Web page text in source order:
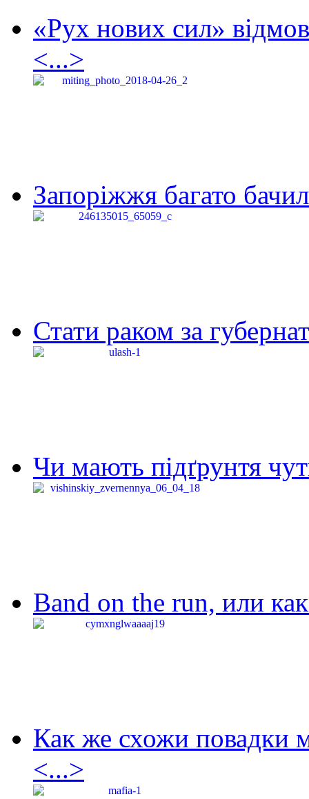
«Рух нових сил»
<...>
Запоріжжя багато
Стати раком за
Чи мають підґрунтя
Band on the run, или
Как же схожи повадки
<...>